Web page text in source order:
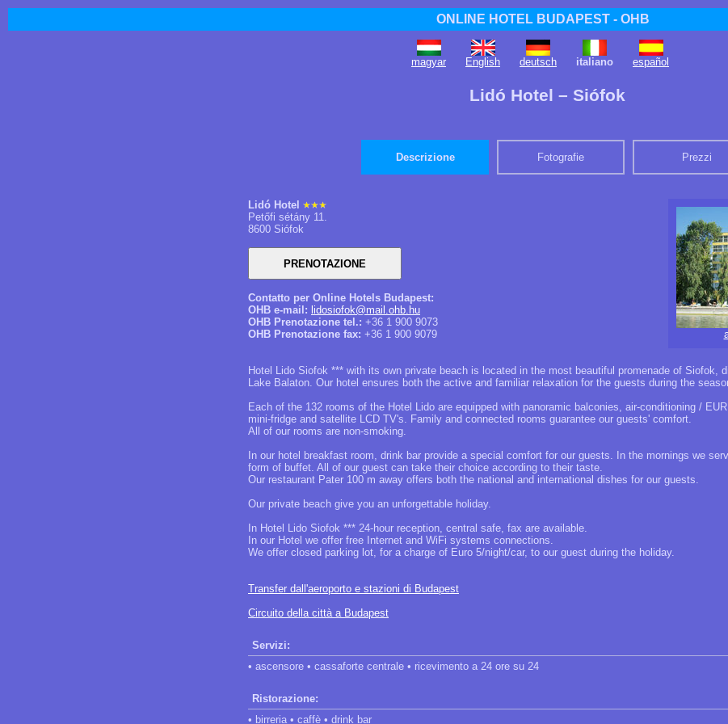
ONLINE HOTEL BUDAPEST - OHB
magyar English deutsch italiano español
Lidó Hotel – Siófok
Descrizione Fotografie Prezzi
Lidó Hotel
Petőfi sétány 11.
8600 Siófok
Contatto per Online Hotels Budapest:
OHB e-mail: lidosiofok@mail.ohb.hu
OHB Prenotazione tel.: +36 1 900 9073
OHB Prenotazione fax: +36 1 900 9079
Hotel Lido Siofok *** with its own private beach is located in the most beautiful promenade of Siofok,
Lake Balaton. Our hotel ensures both the active and familiar relaxation for the guests during the
Each of the 132 rooms of the Hotel Lido are equipped with panoramic balconies, air-conditioning /
mini-fridge and satellite LCD TV's. Family and connected rooms guarantee our guests' comfort.
All of our rooms are non-smoking.
In our hotel breakfast room, drink bar provide a special comfort for our guests. In the mornings we
form of buffet. All of our guest can take their choice according to their taste.
Our restaurant Pater 100 m away offers both the national and international dishes for our guests.
Our private beach give you an unforgettable holiday.
In Hotel Lido Siofok *** 24-hour reception, central safe, fax are available.
In our Hotel we offer free Internet and WiFi systems connections.
We offer closed parking lot, for a charge of Euro 5/night/car, to our guest during the holiday.
Transfer dall'aeroporto e stazioni di Budapest
Circuito della città a Budapest
Servizi:
• ascensore • cassaforte centrale • ricevimento a 24 ore su 24
Ristorazione:
• birreria • caffè • drink bar